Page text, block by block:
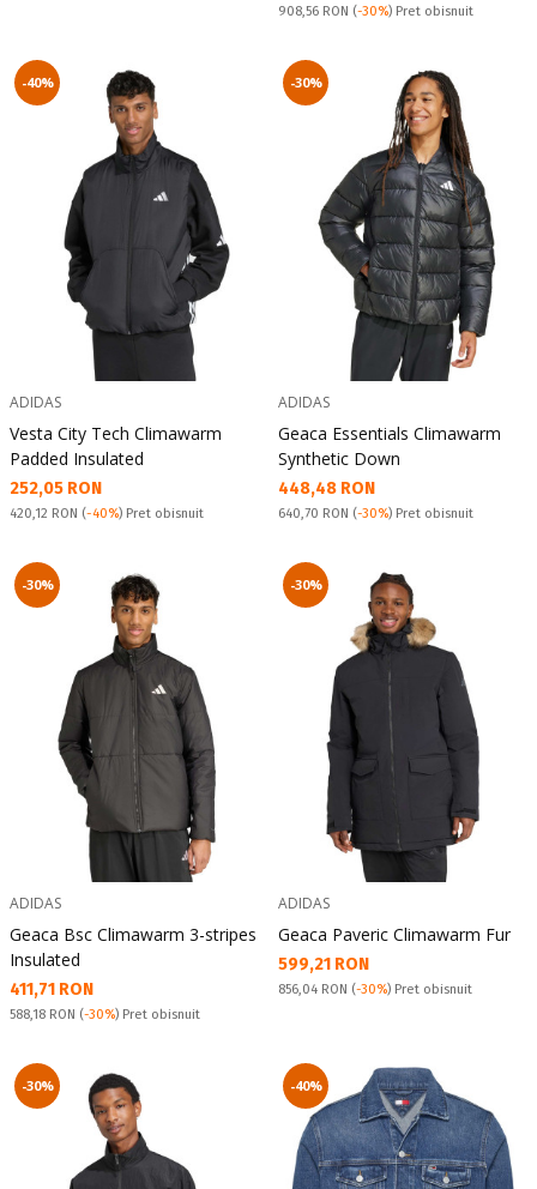
Pret obisnuit:
908,56 RON (-30%) Pret obisnuit
-40%
ADIDAS
Vesta City Tech Climawarm
Padded Insulated
Текуща цена:
252,05 RON
Pret obisnuit:
420,12 RON (-40%) Pret obisnuit
-30%
ADIDAS
Geaca Essentials Climawarm
Synthetic Down
Текуща цена:
448,48 RON
Pret obisnuit:
640,70 RON (-30%) Pret obisnuit
-30%
ADIDAS
Geaca Bsc Climawarm 3-stripes
Insulated
Текуща цена:
411,71 RON
Pret obisnuit:
588,18 RON (-30%) Pret obisnuit
-30%
ADIDAS
Geaca Paveric Climawarm Fur
Текуща цена:
599,21 RON
Pret obisnuit:
856,04 RON (-30%) Pret obisnuit
-30% -40%